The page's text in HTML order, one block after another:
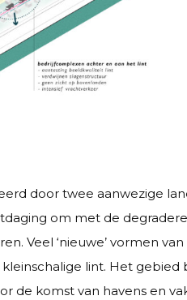
door twee aanwezige
om met de
Veel ‘nieuwe’ vormen
lint. Het
de komst van havens en